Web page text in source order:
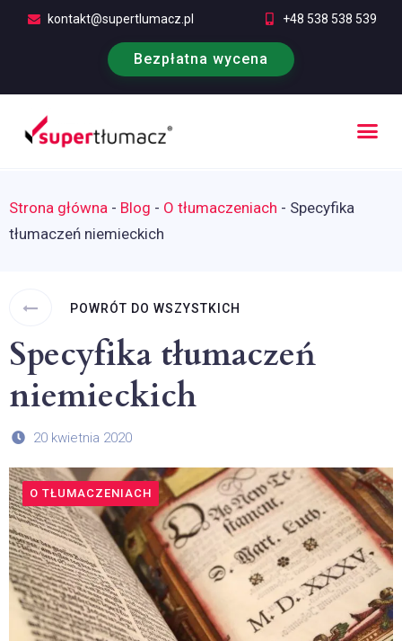
kontakt@supertlumacz.pl +48 538 538 539
Bezpłatna wycena
Strona główna - Blog - O tłumaczeniach - Specyfika
tłumaczeń niemieckich
POWRÓT DO WSZYSTKICH
Specyfika tłumaczeń
niemieckich
20 kwietnia 2020
O TŁUMACZENIACH